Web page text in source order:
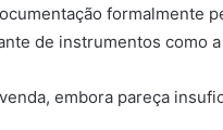
formalmente
de instrumentos como
embora pareça